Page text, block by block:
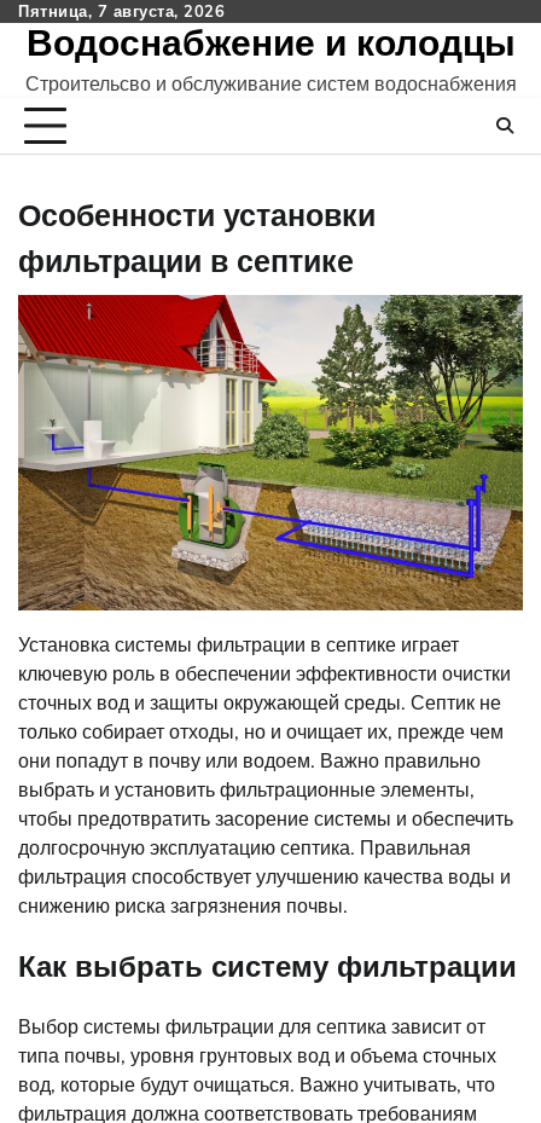
Skip
content
Пятница, 7 августа, 2026
Водоснабжение и колодцы
Строительсво и обслуживание систем водоснабжения
Особенности установки
фильтрации в септике
Установка системы фильтрации в септике играет
ключевую роль в обеспечении эффективности очистки
сточных вод и защиты окружающей среды. Септик не
только собирает отходы, но и очищает их, прежде чем
они попадут в почву или водоем. Важно правильно
выбрать и установить фильтрационные элементы,
чтобы предотвратить засорение системы и обеспечить
долгосрочную эксплуатацию септика. Правильная
фильтрация способствует улучшению качества воды и
снижению риска загрязнения почвы.
Как выбрать систему фильтрации
Выбор системы фильтрации для септика зависит от
типа почвы, уровня грунтовых вод и объема сточных
вод, которые будут очищаться. Важно учитывать, что
фильтрация должна соответствовать требованиям